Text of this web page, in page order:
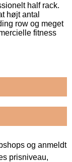
half rack.
højt antal
row og meget
fitness
og anmeldt
prisniveau,